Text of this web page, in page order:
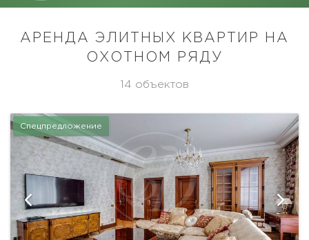
АРЕНДА ЭЛИТНЫХ КВАРТИР НА
ОХОТНОМ РЯДУ
14 объектов
Спецпредложение